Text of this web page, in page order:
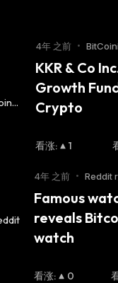
4年 之前 •
KKR & Co
Growth
Crypto
看涨: 1
4年 之前 • Reddit
Famous
reveals
watch
看涨: 0